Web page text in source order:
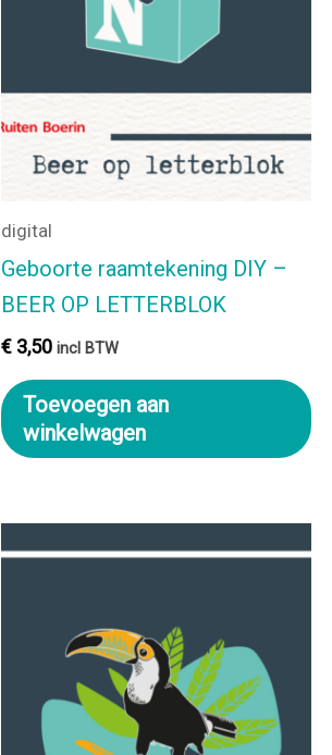
digital
Geboorte raamtekening DIY –
BEER OP LETTERBLOK
€ 3,50 incl BTW
Toevoegen aan
winkelwagen